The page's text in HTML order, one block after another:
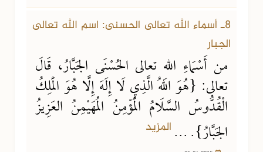
8ـ أسماء الله تعالى الحسنى: اسم الله تعالى
الجبار
من أَسْمَاءِ اللهِ تعالى الحُسْنَى الجَبَّارُ، قَالَ
تعالى: {هُوَ اللهُ الَّذِي لَا إِلَهَ إِلَّا هُوَ الْمَلِكُ
الْقُدُّوسُ السَّلَامُ الْمُؤْمِنُ المُهَيْمِنُ العَزِيزُ
الجَبَّارُ}. ... المزيد